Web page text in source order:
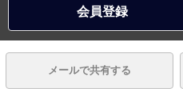
会員登録
メールで共有する